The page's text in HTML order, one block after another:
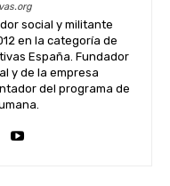
social y militante
en la categoría de
España. Fundador
y de la empresa
del programa de